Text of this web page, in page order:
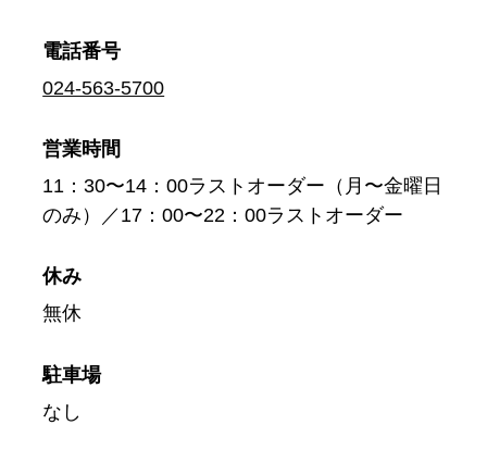
電話番号
024-563-5700
営業時間
11：30〜14：00ラストオーダー（月〜金曜日
のみ）／17：00〜22：00ラストオーダー
休み
無休
駐車場
なし